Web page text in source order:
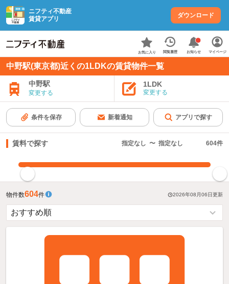
ニフティ不動産
賃貸アプリ
ダウンロード
お気に入り 閲覧履歴 お知らせ マイページ
中野駅(東京都)近くの1LDKの賃貸物件一覧
中野駅
変更する
1LDK
変更する
条件を保存 新着通知 アプリで探す
賃料で探す 指定なし 〜 指定なし 604件
物件数604件 2026年08月06日更新